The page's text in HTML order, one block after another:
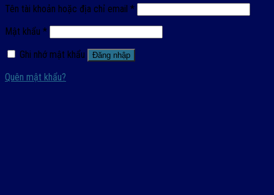
Tên tài khoản hoặc địa chỉ email *
Mật khẩu *
Ghi nhớ mật khẩu
Đăng nhập
Quên mật khẩu?